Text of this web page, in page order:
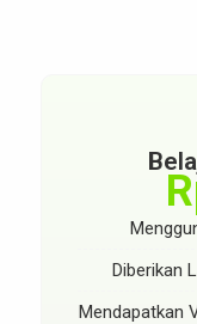
Diberikan
Mendapatkan